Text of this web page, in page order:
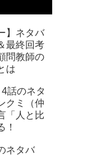
】ネタバ
最終回考
問教師の
は
4話のネタ
クミ（仲
「人と比
！
ネタバ